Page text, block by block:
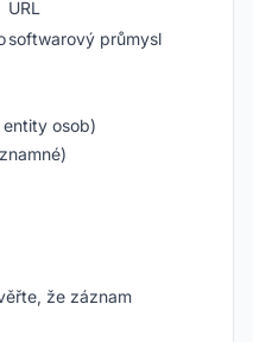
URL
softwarový průmysl
osob)
že záznam